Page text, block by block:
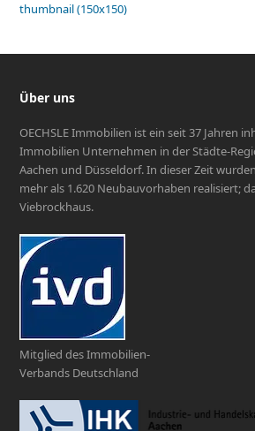
thumbnail (150x150)
Über uns
OECHSLE Immobilien ist ein seit 37 Jahren
Immobilien Unternehmen in der Städte-
Aachen und Düsseldorf. In dieser Zeit
mehr als 1.620 Neubauvorhaben realisiert;
Viebrockhaus.
Mitglied des Immobilien-
Verbands Deutschland